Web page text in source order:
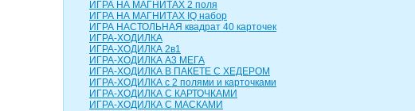
ИГРА НА МАГНИТАХ 2 поля
ИГРА НА МАГНИТАХ IQ набор
ИГРА НАСТОЛЬНАЯ квадрат 40 карточек
ИГРА-ХОДИЛКА
ИГРА-ХОДИЛКА 2в1
ИГРА-ХОДИЛКА А3 МЕГА
ИГРА-ХОДИЛКА В ПАКЕТЕ С ХЕДЕРОМ
ИГРА-ХОДИЛКА с 2 полями и карточками
ИГРА-ХОДИЛКА С КАРТОЧКАМИ
ИГРА-ХОДИЛКА С МАСКАМИ